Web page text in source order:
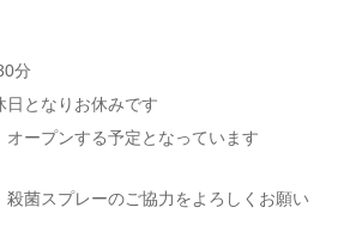
分
日となりお休みです
オープンする予定となっています
菌スプレーのご協力をよろしくお願い